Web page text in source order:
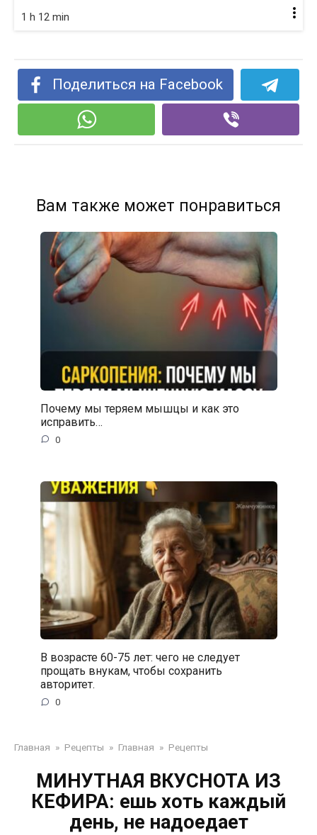
1 h 12 min
Поделиться на Facebook
Вам также может понравиться
Почему мы теряем мышцы и как это
исправить…
0
В возрасте 60-75 лет: чего не следует
прощать внукам, чтобы сохранить
авторитет.
0
Главная » Рецепты » Главная » Рецепты
МИНУТНАЯ ВКУСНОТА ИЗ
КЕФИРА: ешь хоть каждый
день, не надоедает